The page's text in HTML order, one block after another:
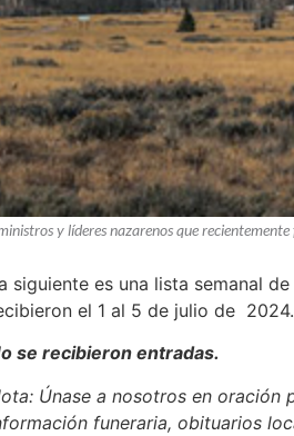
y líderes nazarenos que
siguiente es una lista semanal
el 1 al 5 de julio de 2024.
se recibieron entradas.
Únase a nosotros en oración
funeraria, obituarios